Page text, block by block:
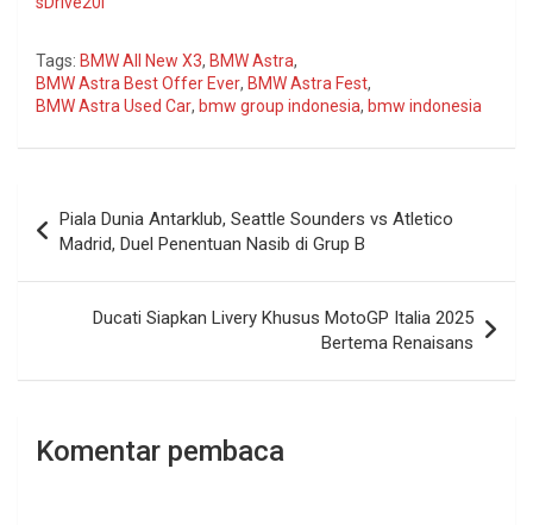
Tags: BMW All New X3, BMW Astra,
BMW Astra Best Offer Ever, BMW Astra Fest,
BMW Astra Used Car, bmw group indonesia, bmw indonesia
pos
Piala Dunia Antarklub, Seattle Sounders vs Atletico
Madrid, Duel Penentuan Nasib di Grup B
Ducati Siapkan Livery Khusus MotoGP Italia 2025
Bertema Renaisans
Komentar pembaca